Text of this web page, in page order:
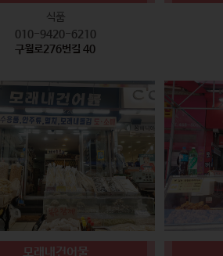
식품
010-9420-6210
구월로276번길 40
모래내건어물